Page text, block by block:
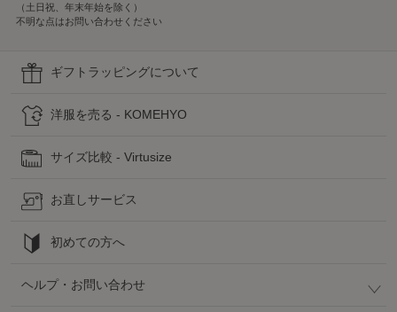
（土日祝、年末年始を除く）
不明な点はお問い合わせください
ギフトラッピングについて
洋服を売る - KOMEHYO
サイズ比較 - Virtusize
お直しサービス
初めての方へ
ヘルプ・お問い合わせ